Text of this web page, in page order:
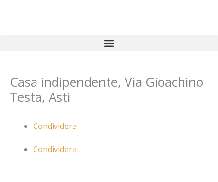
Casa indipendente, Via Gioachino
Testa, Asti
Condividere
Condividere